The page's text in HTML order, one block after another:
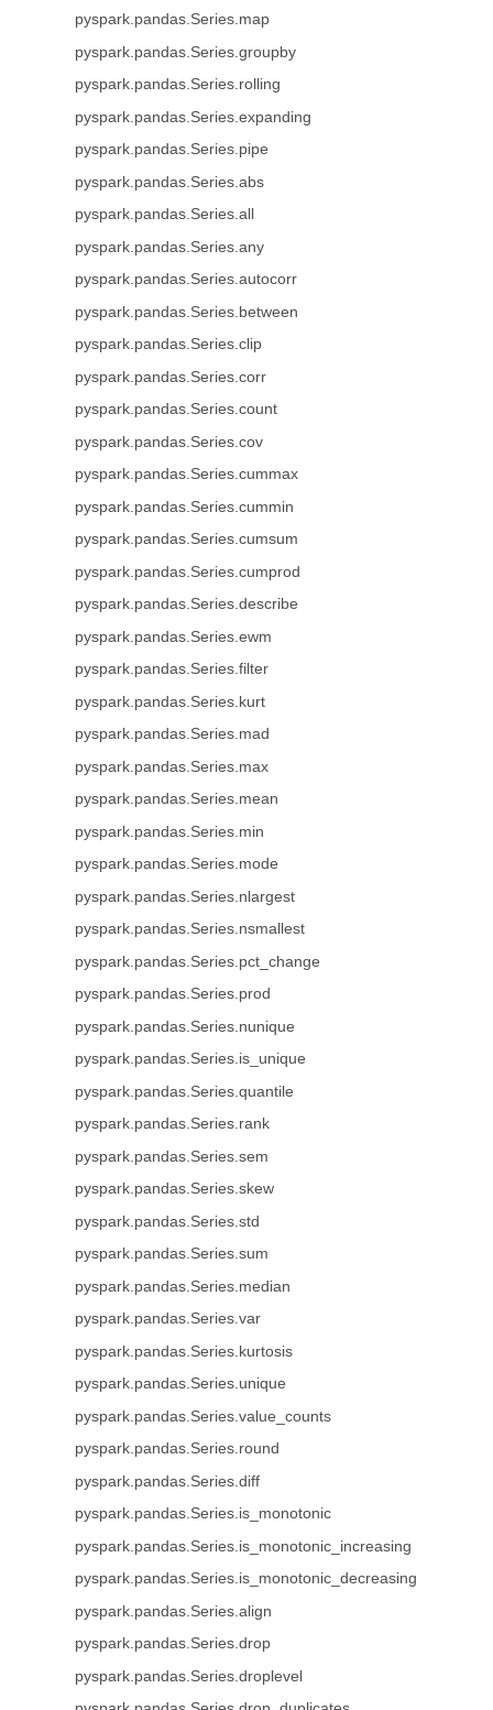
pyspark.pandas.Series.map
pyspark.pandas.Series.groupby
pyspark.pandas.Series.rolling
pyspark.pandas.Series.expanding
pyspark.pandas.Series.pipe
pyspark.pandas.Series.abs
pyspark.pandas.Series.all
pyspark.pandas.Series.any
pyspark.pandas.Series.autocorr
pyspark.pandas.Series.between
pyspark.pandas.Series.clip
pyspark.pandas.Series.corr
pyspark.pandas.Series.count
pyspark.pandas.Series.cov
pyspark.pandas.Series.cummax
pyspark.pandas.Series.cummin
pyspark.pandas.Series.cumsum
pyspark.pandas.Series.cumprod
pyspark.pandas.Series.describe
pyspark.pandas.Series.ewm
pyspark.pandas.Series.filter
pyspark.pandas.Series.kurt
pyspark.pandas.Series.mad
pyspark.pandas.Series.max
pyspark.pandas.Series.mean
pyspark.pandas.Series.min
pyspark.pandas.Series.mode
pyspark.pandas.Series.nlargest
pyspark.pandas.Series.nsmallest
pyspark.pandas.Series.pct_change
pyspark.pandas.Series.prod
pyspark.pandas.Series.nunique
pyspark.pandas.Series.is_unique
pyspark.pandas.Series.quantile
pyspark.pandas.Series.rank
pyspark.pandas.Series.sem
pyspark.pandas.Series.skew
pyspark.pandas.Series.std
pyspark.pandas.Series.sum
pyspark.pandas.Series.median
pyspark.pandas.Series.var
pyspark.pandas.Series.kurtosis
pyspark.pandas.Series.unique
pyspark.pandas.Series.value_counts
pyspark.pandas.Series.round
pyspark.pandas.Series.diff
pyspark.pandas.Series.is_monotonic
pyspark.pandas.Series.is_monotonic_increasing
pyspark.pandas.Series.is_monotonic_decreasing
pyspark.pandas.Series.align
pyspark.pandas.Series.drop
pyspark.pandas.Series.droplevel